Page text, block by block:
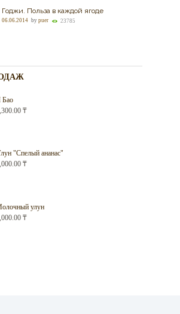
Годжи. Польза в каждой ягоде
06.06.2014 by puer 23785
Бао
₸
"Спелый ананас"
₸
улун
₸